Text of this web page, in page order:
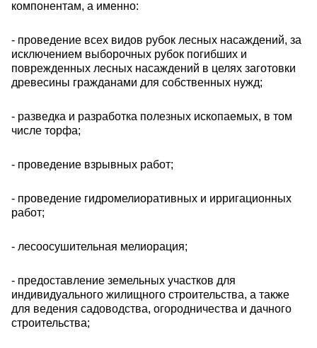
компонентам, а именно:
- проведение всех видов рубок лесных насаждений, за
исключением выборочных рубок погибших и
поврежденных лесных насаждений в целях заготовки
древесины гражданами для собственных нужд;
- разведка и разработка полезных ископаемых, в том
числе торфа;
- проведение взрывных работ;
- проведение гидромелиоративных и ирригационных
работ;
- лесоосушительная мелиорация;
- предоставление земельных участков для
индивидуального жилищного строительства, а также
для ведения садоводства, огородничества и дачного
строительства;